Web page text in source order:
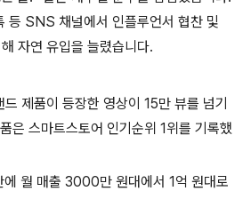
등 SNS 채널에서 인플루언서 협찬 및
자연 유입을 늘렸습니다.
제품이 등장한 영상이 15만 뷰를 넘기
은 스마트스토어 인기순위 1위를 기록했
에 월 매출 3000만 원대에서 1억 원대로